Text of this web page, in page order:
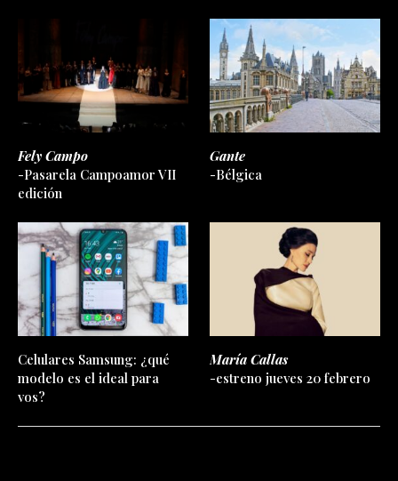
Fely Campo
-Pasarela Campoamor VII
edición
Gante
-Bélgica
Celulares Samsung: ¿qué
modelo es el ideal para
vos?
María Callas
-estreno jueves 20 febrero